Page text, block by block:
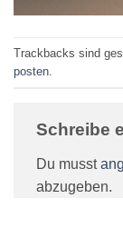
Trackbacks sind
posten
Schreibe
Du musst
abzugeben.